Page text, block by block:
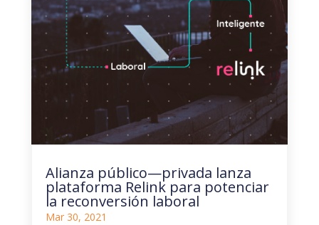
Alianza público—privada lanza
plataforma Relink para potenciar
la reconversión laboral
Mar 30, 2021